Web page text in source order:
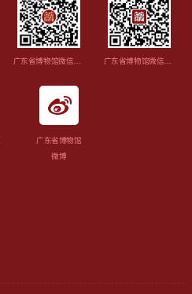
广东省博物馆微信视频号 广东省博物馆微信订阅号
广东省博物馆
微博